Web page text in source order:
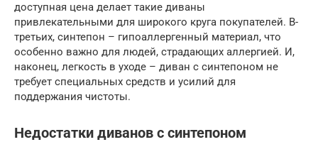
доступная цена делает такие диваны
привлекательными для широкого круга покупателей. В-
третьих, синтепон – гипоаллергенный материал, что
особенно важно для людей, страдающих аллергией. И,
наконец, легкость в уходе – диван с синтепоном не
требует специальных средств и усилий для
поддержания чистоты.
Недостатки диванов с синтепоном